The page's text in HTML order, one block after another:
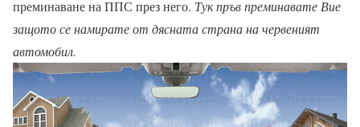
преминаване на ППС през него. Тук пръв преминавате Вие
защото се намирате от дясната страна на червеният
автомобил.